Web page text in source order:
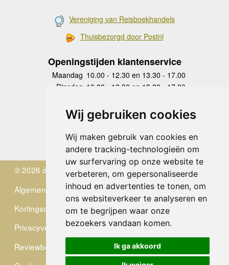
Wij gebruiken cookies
Wij maken gebruik van cookies en
andere tracking-technologieën om
uw surfervaring op onze website te
verbeteren, om gepersonaliseerde
inhoud en advertenties te tonen, om
ons websiteverkeer te analyseren en
om te begrijpen waar onze
bezoekers vandaan komen.
Ik ga akkoord
Vereniging van Reisboekhandels
Thuisbezorgd door Postnl
Openingstijden klantenservice
Maandag 10.00 - 12.30 en 13.30 - 17.00
Dinsdag 10.00 - 12.30 en 13.30 - 17.00
Donderdag
10.00 - 12.30 en 13.30 - 17.00
Vrijdag 10.00 - 12.30 en 13.30 - 17.00
Zaterdag
gesloten
Zondag gesloten
© 2026 de Zwerver
Algemene Voorwaarden
Kortingscode
Privacyverklaring
Reviewbeleid